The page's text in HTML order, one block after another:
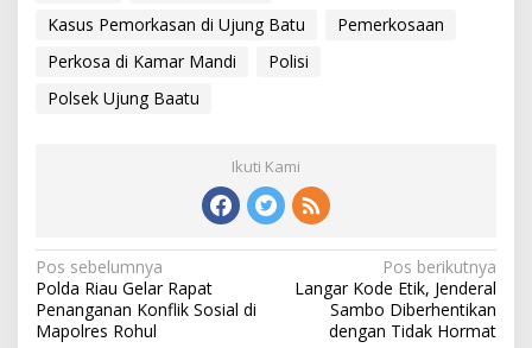
Kasus Pemorkasan di Ujung Batu
Pemerkosaan
Perkosa di Kamar Mandi
Polisi
Polsek Ujung Baatu
Ikuti Kami
Navigasi
pos
Pos sebelumnya
Polda Riau Gelar Rapat
Penanganan Konflik Sosial di
Mapolres Rohul
Pos berikutnya
Langar Kode Etik, Jenderal
Sambo Diberhentikan
dengan Tidak Hormat